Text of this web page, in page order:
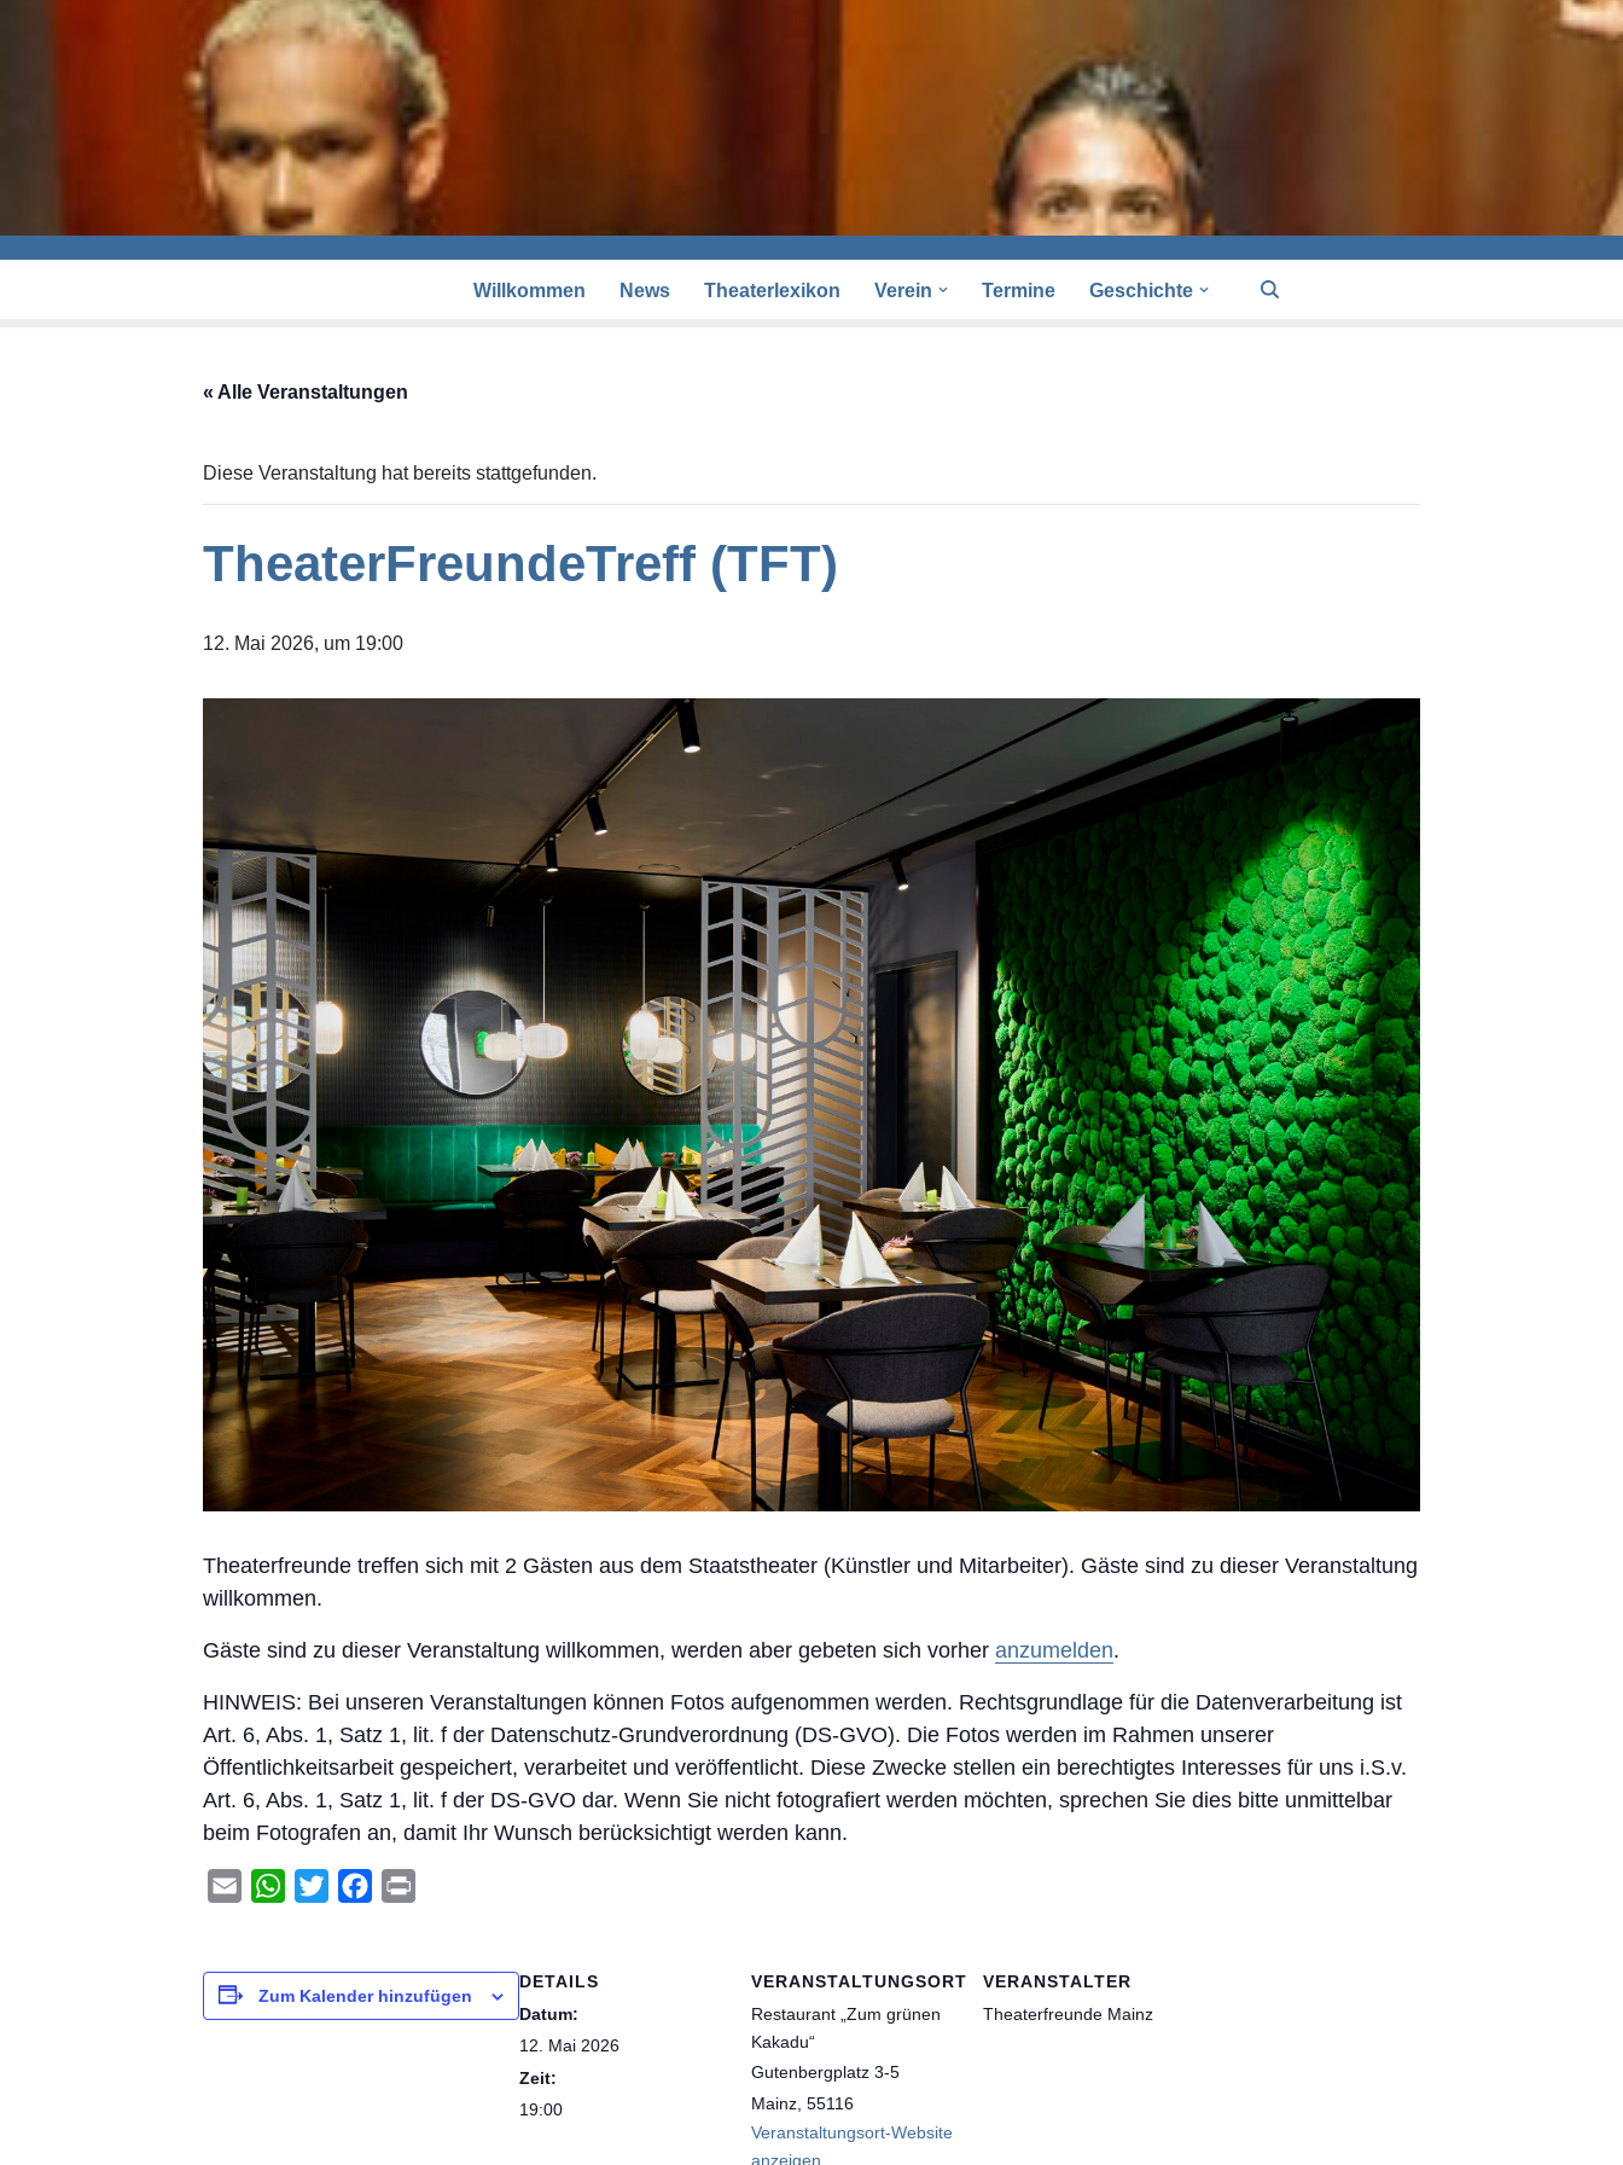
Willkommen News Theaterlexikon Verein Termine Geschichte
« Alle Veranstaltungen
Diese Veranstaltung hat bereits stattgefunden.
TheaterFreundeTreff (TFT)
12. Mai 2026, um 19:00
Theaterfreunde treffen sich mit 2 Gästen aus dem Staatstheater (Künstler und Mitarbeiter). Gäste sind zu dieser Veranstaltung
willkommen.
Gäste sind zu dieser Veranstaltung willkommen, werden aber gebeten sich vorher anzumelden.
HINWEIS: Bei unseren Veranstaltungen können Fotos aufgenommen werden. Rechtsgrundlage für die Datenverarbeitung ist
Art. 6, Abs. 1, Satz 1, lit. f der Datenschutz-Grundverordnung (DS-GVO). Die Fotos werden im Rahmen unserer
Öffentlichkeitsarbeit gespeichert, verarbeitet und veröffentlicht. Diese Zwecke stellen ein berechtigtes Interesses für uns i.S.v.
Art. 6, Abs. 1, Satz 1, lit. f der DS-GVO dar. Wenn Sie nicht fotografiert werden möchten, sprechen Sie dies bitte unmittelbar
beim Fotografen an, damit Ihr Wunsch berücksichtigt werden kann.
Email WhatsApp
Twitter Facebook
Zum Kalender hinzufügen
DETAILS
Datum:
12. Mai 2026
Zeit:
19:00
VERANSTALTUNGSORT
Restaurant „Zum grünen
Kakadu“
Gutenbergplatz 3-5
Mainz 55116
Veranstaltungsort-Website
anzeigen
VERANSTALTER
Theaterfreunde Mainz